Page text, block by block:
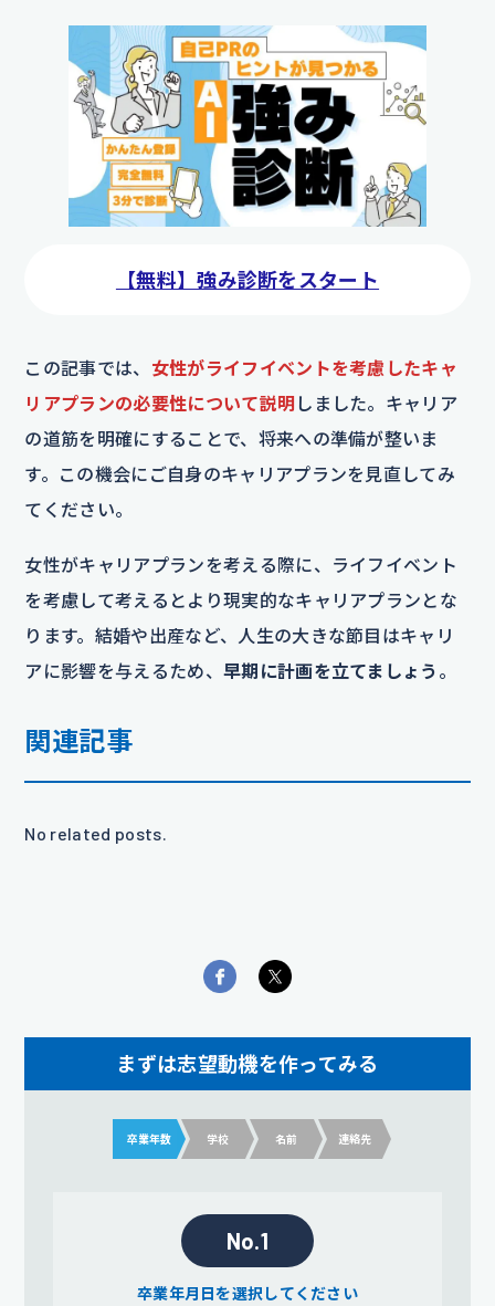
【無料】強み診断をスタート
この記事では、 女性がライフイベントを考慮したキャ
リアプランの必要性について説明 しました。キャリア
の道筋を明確にすることで、将来への準備が整いま
す。この機会にご自身のキャリアプランを見直してみ
てください。
女性がキャリアプランを考える際に、ライフイベント
を考慮して考えるとより現実的なキャリアプランとな
ります。結婚や出産など、人生の大きな節目はキャリ
アに影響を与えるため、 早期に計画を立てましょう 。
関連記事
No related posts.
まずは志望動機を作ってみる
卒業年数 学校 名前 連絡先
No.1
卒業年月日を選択してください